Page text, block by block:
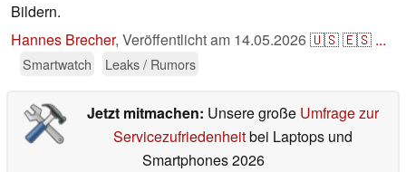
Bildern.
Hannes Brecher, Veröffentlicht am 14.05.2026🇺🇸🇪🇸 ...
Smartwatch Leaks / Rumors
Jetzt mitmachen: Unsere große Umfrage zur
Servicezufriedenheitbei Laptops und
Smartphones 2026